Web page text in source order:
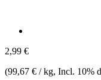
2,99 €
(99,67 € / kg, Incl. 10%